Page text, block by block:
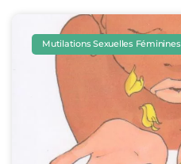
Mutilations Sexuelles Féminines